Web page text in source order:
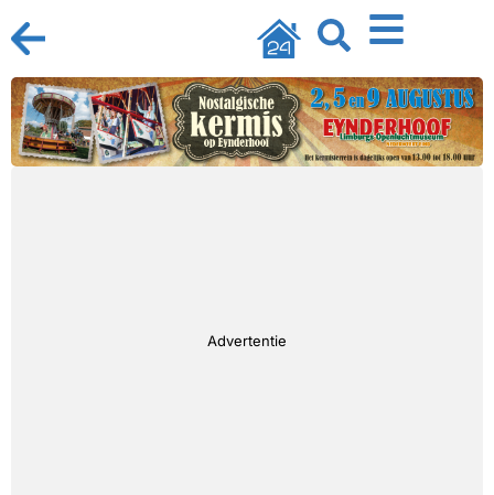
Advertentie